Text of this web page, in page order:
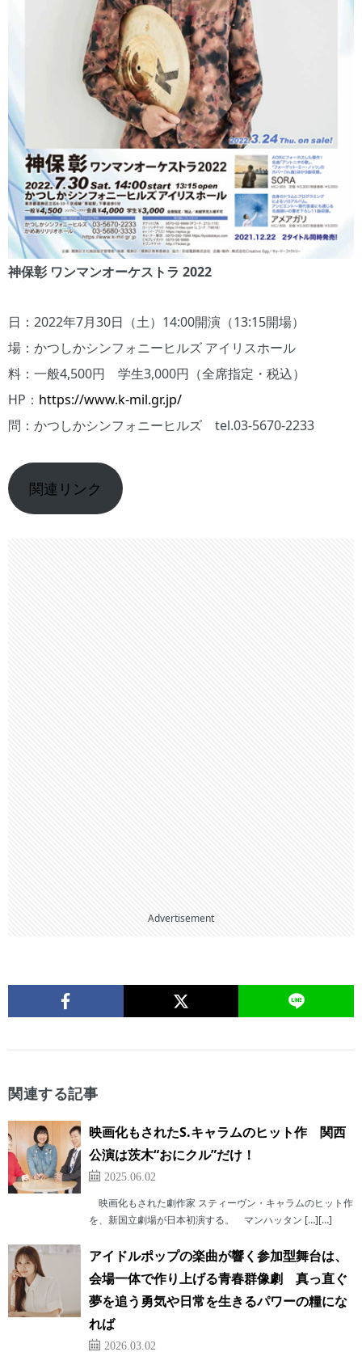
神保彰 ワンマンオーケストラ 2022
日：2022年7月30日（土）14:00開演（13:15開場）
場：かつしかシンフォニーヒルズ アイリスホール
料：一般4,500円 学生3,000円（全席指定・税込）
HP： https://www.k-mil.gr.jp/
問：かつしかシンフォニーヒルズ tel.03-5670-2233
関連リンク
Advertisement
関連する記事
映画化もされたS.キャラムのヒット作 関西
公演は茨木“おにクル”だけ！
2025.06.02
映画化もされた劇作家 スティーヴン・キャラムのヒット作
を、新国立劇場が日本初演する。 マンハッタン […][…]
アイドルポップの楽曲が響く参加型舞台は、
会場一体で作り上げる青春群像劇 真っ直ぐ
夢を追う勇気や日常を生きるパワーの糧にな
れば
2026.03.02